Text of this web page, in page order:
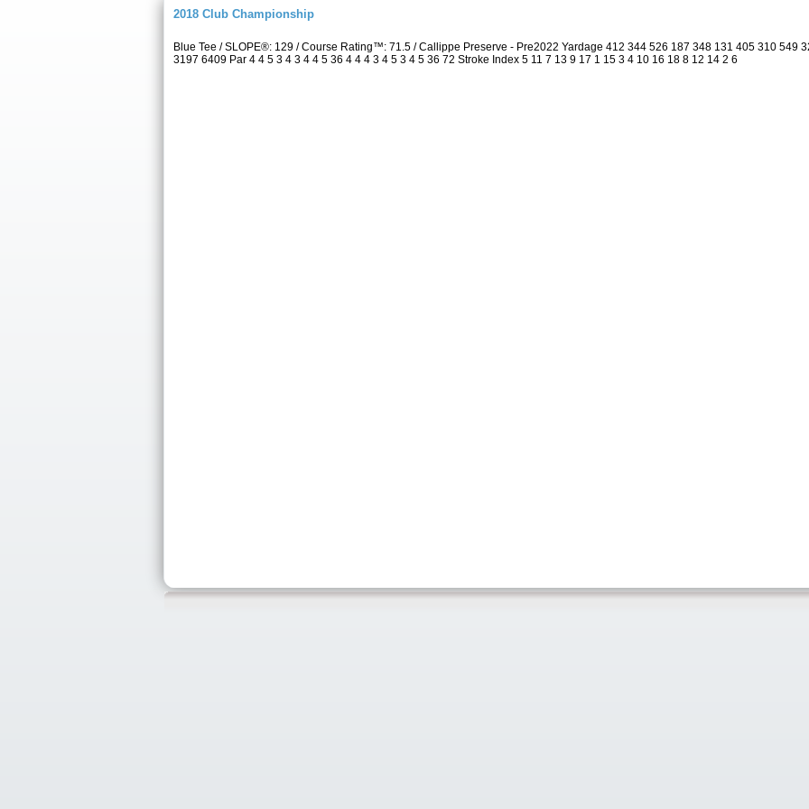
2018 Club Championship
Blue Tee / SLOPE®: 129 / Course Rating™: 71.5 / Callippe Preserve - Pre2022 Yardage 412 344 526 187 348 131 405 310 549
3197 6409 Par 4 4 5 3 4 3 4 4 5 36 4 4 4 3 4 5 3 4 5 36 72 Stroke Index 5 11 7 13 9 17 1 15 3 4 10 16 18 8 12 14 2 6